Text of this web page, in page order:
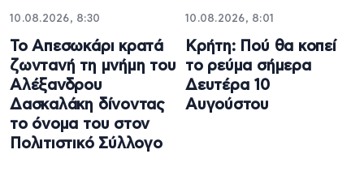
10.08.2026, 8:30
Το Απεσωκάρι κρατά
ζωντανή τη μνήμη του
Αλέξανδρου
Δασκαλάκη δίνοντας
το όνομα του στον
Πολιτιστικό Σύλλογο
10.08.2026, 8:01
Κρήτη: Πού θα κοπεί
το ρεύμα σήμερα
Δευτέρα 10
Αυγούστου